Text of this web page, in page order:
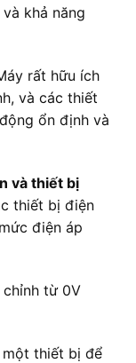
khả năng
rất hữu ích
và các thiết
ổn định và
và thiết bị
thiết bị điện
điện áp
từ 0V
một thiết bị để